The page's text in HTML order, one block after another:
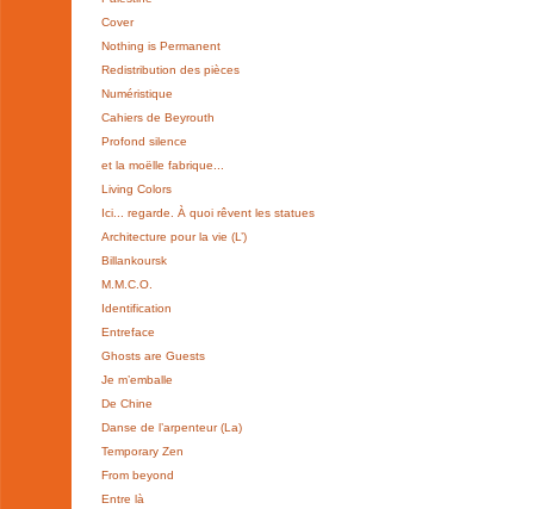
Cover
Nothing is Permanent
Redistribution des pièces
Numéristique
Cahiers de Beyrouth
Profond silence
et la moëlle fabrique...
Living Colors
Ici... regarde. À quoi rêvent les statues
Architecture pour la vie (L’)
Billankoursk
M.M.C.O.
Identification
Entreface
Ghosts are Guests
Je m’emballe
De Chine
Danse de l’arpenteur (La)
Temporary Zen
From beyond
Entre là